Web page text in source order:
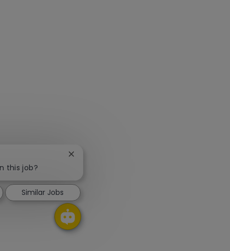
this job?
Close chatbot notification
Similar Jobs